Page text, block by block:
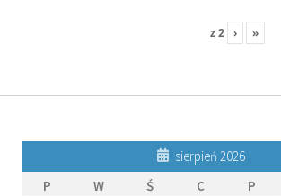
z2 › »
sierpień 2026
P
W Ś C P